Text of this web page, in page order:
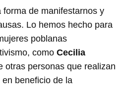
forma de manifestarnos y
Lo hemos hecho para
poblanas
comoCecilia
otras personas que realizan
beneficio de la